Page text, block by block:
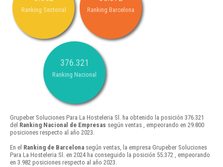
Ranking Sectorial Ranking Barcelona
376.321
Ranking Nacional
Grupeber Soluciones Para La Hosteleria Sl. ha obtenido la posición 376.321
del Ranking Nacional de Empresas según ventas , empeorando en 29.800
posiciones respecto al año 2023.
En el Ranking de Barcelona según ventas, la empresa Grupeber Soluciones
Para La Hosteleria Sl. en 2024 ha conseguido la posición 55.372 , empeorando
en 3.982 posiciones respecto al año 2023.